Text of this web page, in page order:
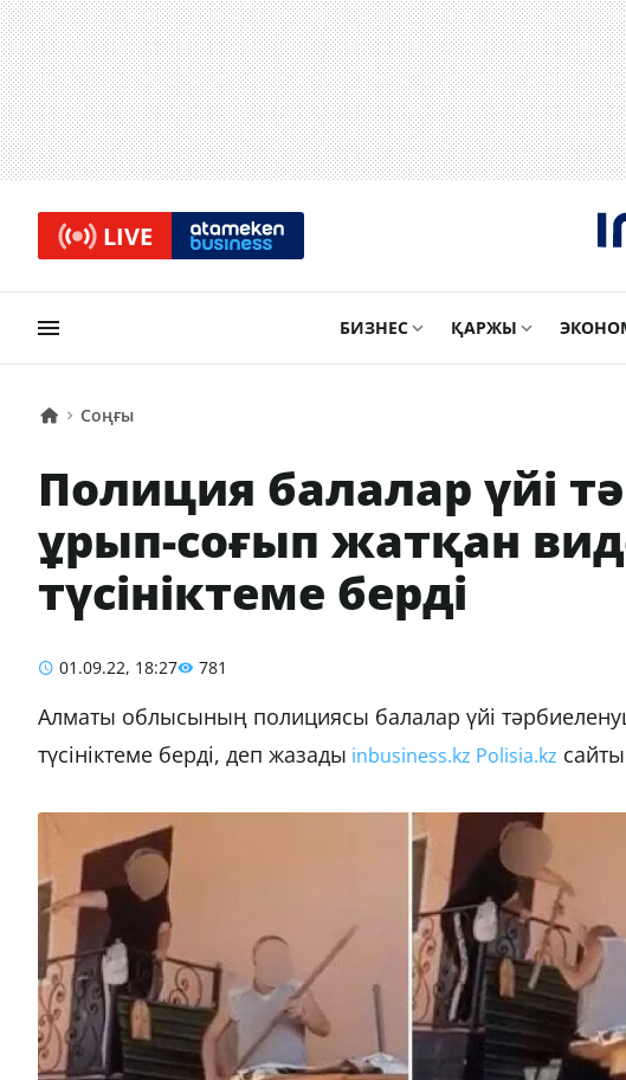
LIVE
БИЗНЕС ҚАРЖЫ
Соңғы
Полиция балалар үйі
ұрып-соғып жатқан
түсініктеме берді
01.09.22, 18:27 781
Алматы облысының полициясы балалар үйі
түсініктеме берді, деп жазады inbusiness.kz Polisia.kz